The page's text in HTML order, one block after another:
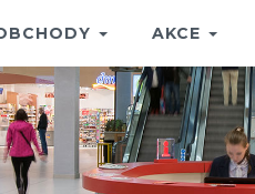
AKCE